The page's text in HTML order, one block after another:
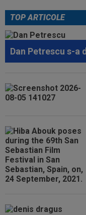
00:41 EXCLUSIV
Mihai Stoica. E prima
00:34 EXCLUSIV
00:22 EXCLUSIV
serii, după KuPS -
Rodri!
TOP ARTICOLE
Dan Petrescu s-a